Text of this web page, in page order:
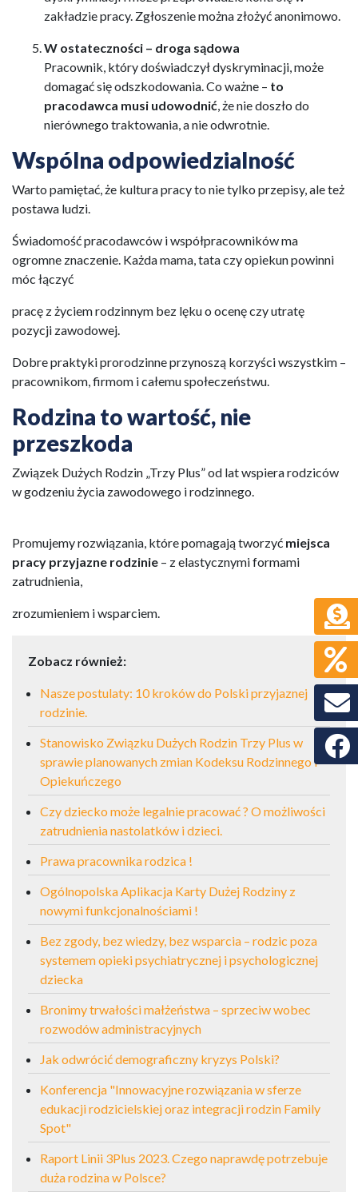
zakładzie pracy. Zgłoszenie można złożyć anonimowo.
W ostateczności – droga sądowa
Pracownik, który doświadczył dyskryminacji, może
domagać się odszkodowania. Co ważne – to
pracodawca musi udowodnić , że nie doszło do
nierównego traktowania, a nie odwrotnie.
Wspólna odpowiedzialność
Warto pamiętać, że kultura pracy to nie tylko przepisy, ale też
postawa ludzi.
Świadomość pracodawców i współpracowników ma
ogromne znaczenie. Każda mama, tata czy opiekun powinni
móc łączyć
pracę z życiem rodzinnym bez lęku o ocenę czy utratę
pozycji zawodowej.
Dobre praktyki prorodzinne przynoszą korzyści wszystkim –
pracownikom, firmom i całemu społeczeństwu.
Rodzina to wartość, nie
przeszkoda
Związek Dużych Rodzin „Trzy Plus” od lat wspiera rodziców
w godzeniu życia zawodowego i rodzinnego.
Promujemy rozwiązania, które pomagają tworzyć miejsca
pracy przyjazne rodzinie – z elastycznymi formami
zatrudnienia,
zrozumieniem i wsparciem.
Zobacz również:
Nasze postulaty: 10 kroków do Polski przyjaznej
rodzinie.
Stanowisko Związku Dużych Rodzin Trzy Plus w
sprawie planowanych zmian Kodeksu Rodzinnego i
Opiekuńczego
Czy dziecko może legalnie pracować ? O możliwości
zatrudnienia nastolatków i dzieci.
Prawa pracownika rodzica !
Ogólnopolska Aplikacja Karty Dużej Rodziny z
nowymi funkcjonalnościami !
Bez zgody, bez wiedzy, bez wsparcia – rodzic poza
systemem opieki psychiatrycznej i psychologicznej
dziecka
Bronimy trwałości małżeństwa – sprzeciw wobec
rozwodów administracyjnych
Jak odwrócić demograficzny kryzys Polski?
Konferencja "Innowacyjne rozwiązania w sferze
edukacji rodzicielskiej oraz integracji rodzin Family
Spot"
Raport Linii 3Plus 2023. Czego naprawdę potrzebuje
duża rodzina w Polsce?